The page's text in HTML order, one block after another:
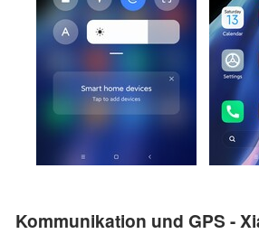
Kommunikation und GPS -